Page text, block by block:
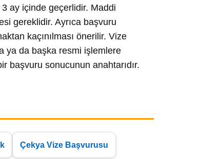
ay içinde geçerlidir. Maddi
gereklidir. Ayrıca başvuru
kaçınılması önerilir. Vize
ya da başka resmi işlemlere
başvuru sonucunun anahtarıdır.
Çekya Vize Başvurusu